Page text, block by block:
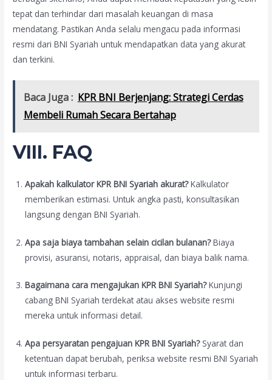
tepat dan terhindar dari masalah keuangan di masa
mendatang. Pastikan Anda selalu mengacu pada informasi
resmi dari BNI Syariah untuk mendapatkan data yang akurat
dan terkini.
Baca Juga : KPR BNI Berjenjang: Strategi Cerdas
Membeli Rumah Secara Bertahap
VIII. FAQ
Apakah kalkulator KPR BNI Syariah akurat?Kalkulator
memberikan estimasi. Untuk angka pasti, konsultasikan
langsung dengan BNI Syariah.
Apa saja biaya tambahan selain cicilan bulanan?Biaya
provisi, asuransi, notaris, appraisal, dan biaya balik nama.
Bagaimana cara mengajukan KPR BNI Syariah?Kunjungi
cabang BNI Syariah terdekat atau akses website resmi
mereka untuk informasi detail.
Apa persyaratan pengajuan KPR BNI Syariah?Syarat dan
ketentuan dapat berubah, periksa website resmi BNI Syariah
untuk informasi terbaru.